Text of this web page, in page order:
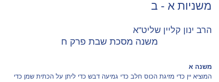
משניות א - ב
הרב ינון קליין שליט"א
משנה מסכת שבת פרק ח
משנה א
המוציא יין כדי מזיגת הכוס חלב כדי גמיעה דבש כדי ליתן על הכתית שמן כדי